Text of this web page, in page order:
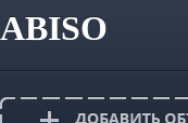
ABISO